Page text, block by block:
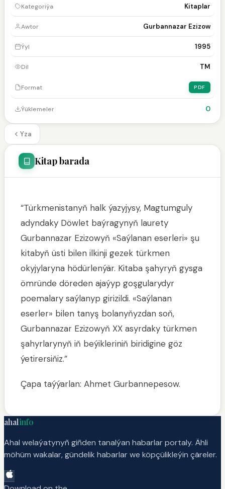
Kategoriýa Kitaplar
Awtor Gurbannazar Ezizow
Ýyl 1995
Dil TM
Format PDF
Ýüklemeler 0
Yza
Kitap barada
“Türkmenistanyň halk ýazyjysy, Magtumguly
adyndaky Döwlet baýragynyň laurety
Gurbannazar Ezizowyň «Saýlanan eserleri» şu
kitabyň üsti bilen ilkinji gezek türkmen
okyjylaryna hödürlenýär. Kitaba şahyryň gysga
ömründe döreden ajaýyp goşgularydyr
poemalary saýlanyp girizildi. «Saýlanan
eserler» bilen tanyş bolanyňyzdan soň,
Gurbannazar Ezizowyň XX asyrdaky türkmen
şahyrlarynyň iň beýikleriniň biridigine göz
ýetirersiňiz.”
Çapa taýýarlan: Ahmet Gurbannepesow.
ahalinfo
Ahal welaýatynyñ giñden tanalýan habarlar portaly. Ähli
möhüm wakalar, gündelik habarlar we köpçülikleýin çäreler.